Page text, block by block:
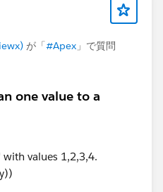
が「#Apex 」で質問
one value to a
values 1,2,3,4.